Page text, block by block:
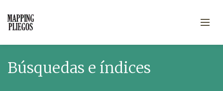
Búsquedas e índices